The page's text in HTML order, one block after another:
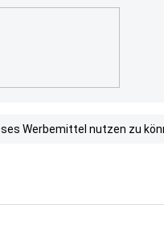
Werbemittel nutzen zu